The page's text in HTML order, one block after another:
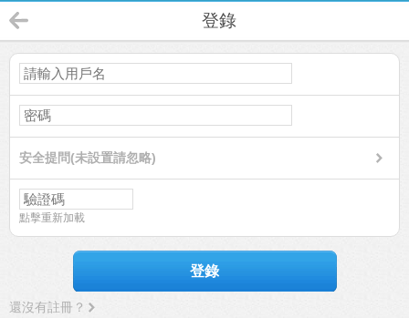
登錄
安全提問(未設置請忽略)
點擊重新加載
登錄
還沒有註冊？